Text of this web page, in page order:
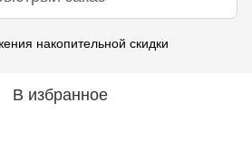
накопительной скидки
В избранное